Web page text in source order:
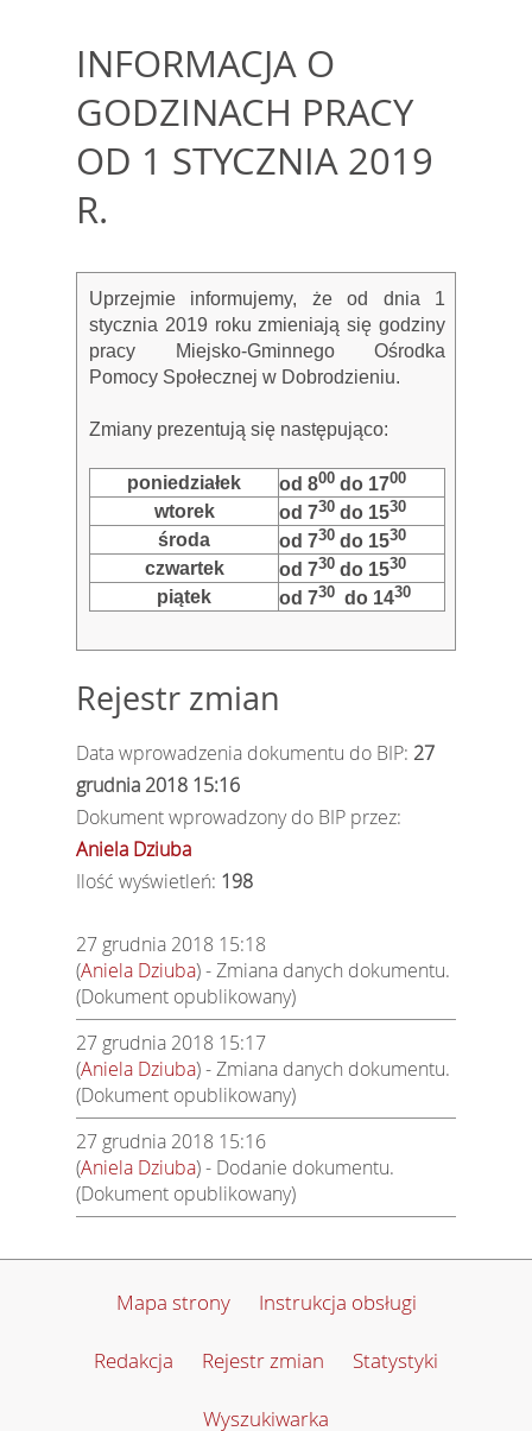
INFORMACJA O
GODZINACH PRACY
OD 1 STYCZNIA 2019
R.
Uprzejmie informujemy, że od dnia 1
stycznia 2019 roku zmieniają się godziny
pracy
Miejsko-Gminnego Ośrodka
Pomocy Społecznej w Dobrodzieniu.
Zmiany prezentują się następująco:
poniedziałek od 800 do 1700
wtorek od 730 do 1530
środa od 730 do 1530
czwartek od 730 do 1530
piątek od 730 do 1430
Rejestr zmian
Data wprowadzenia dokumentu do BIP: 27
grudnia 2018 15:16
Dokument wprowadzony do BIP przez:
Aniela Dziuba
Ilość wyświetleń: 198
27 grudnia 2018 15:18
(Aniela Dziuba) - Zmiana danych dokumentu.
(Dokument opublikowany)
27 grudnia 2018 15:17
(Aniela Dziuba) - Zmiana danych dokumentu.
(Dokument opublikowany)
27 grudnia 2018 15:16
(Aniela Dziuba) - Dodanie dokumentu.
(Dokument opublikowany)
Mapa strony Instrukcja obsługi
Redakcja Rejestr zmian Statystyki
Wyszukiwarka